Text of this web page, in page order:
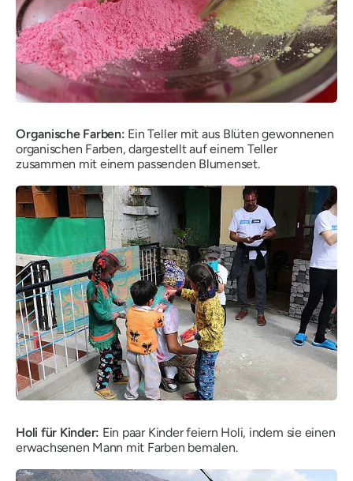
Organische Farben: Ein Teller mit aus Blüten gewonnenen
organischen Farben, dargestellt auf einem Teller
zusammen mit einem passenden Blumenset.
Holi für Kinder: Ein paar Kinder feiern Holi, indem sie einen
erwachsenen Mann mit Farben bemalen.